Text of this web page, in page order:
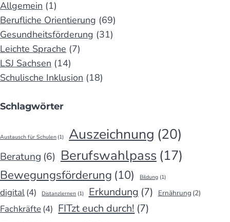
Allgemein (1)
Berufliche Orientierung (69)
Gesundheitsförderung (31)
Leichte Sprache (7)
LSJ Sachsen (14)
Schulische Inklusion (18)
Schlagwörter
Austausch für Schulen (1) Auszeichnung (20)
Beratung (6) Berufswahlpass (17)
Bewegungsförderung (10) Bildung (1)
digital(4) Distanzlernen (1) Erkundung (7) Ernährung (2)
Fachkräfte(4) FITzt euch durch! (7)